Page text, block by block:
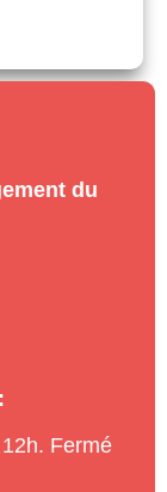
du
Fermé